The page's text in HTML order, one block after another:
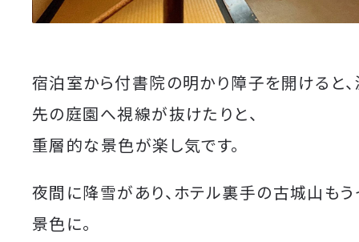
宿泊室から付書院の明かり障子を開けると
先の庭園へ視線が抜けたりと、
重層的な景色が楽し気です。
夜間に降雪があり、ホテル裏手の古城山もう
景色に。